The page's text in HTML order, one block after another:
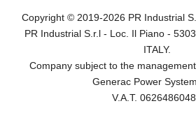
Copyright © 2019-2026 PR Industrial
PR Industrial S.r.l - Loc. Il Piano -
ITALY.
Company subject to the
Generac Power
V.A.T.